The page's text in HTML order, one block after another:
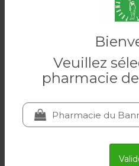
Veuillez
pharmacie
2.75